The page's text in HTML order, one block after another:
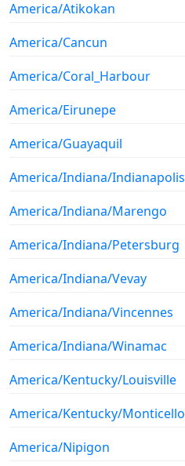
America/Atikokan
America/Cancun
America/Coral_Harbour
America/Eirunepe
America/Guayaquil
America/Indiana/Indianapolis
America/Indiana/Marengo
America/Indiana/Petersburg
America/Indiana/Vevay
America/Indiana/Vincennes
America/Indiana/Winamac
America/Kentucky/Louisville
America/Kentucky/Monticello
America/Nipigon